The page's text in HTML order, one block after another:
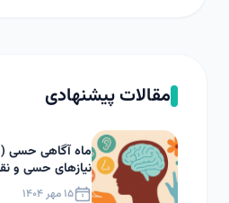
مقالات پیشنهادی
ماه آگاهی حسی
نیازهای حسی و
۱۵ مهر ۱۴۰۴